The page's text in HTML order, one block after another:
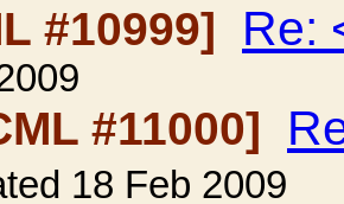
#10999] Re:
#11000]
18 Feb 2009